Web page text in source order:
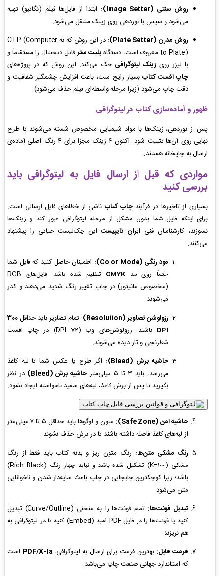
روش سنتی (Image Setter):
ابتدا از فایل‌ها فیلم (نگاتیو) تهیه
می‌شود و سپس با نوردهی روی زینک منتقل می‌شود.
روش مدرن (Plate Setter):
در این روش که به CTP (Computer
to Plate) معروف است، دستگاه
پلیت سترفایل دیجیتال را مستقیماً و
با لیزر رویزینک لیتوگرافی حک می‌کند. این روش که در پروژه‌های
چاپ افست کتاببسیار رایج است، باعث افزایش چشمگیر شفافیت و
دقت چاپ می‌شود (زیرا مرحله واسطه‌ای فیلم حذف می‌شود).
ظهور و آماده‌سازی کتاب در لیتوگرافی
پس از نوردهی، زینک‌ها با مواد شیمیایی مخصوص شسته می‌شوند تا طرح
نهایی روی آن‌ها تثبیت شود. اکنون ۴ زینک مجزا برای ۴ رنگ اصلی آماده‌ی
ارسال به چاپخانه هستند.
مواردی که قبل از ارسال فایل به لیتوگرافی باید
بررسی کنید
بسیاری از تاخیرها در فرآیندچاپ کتاب ناشی از خطاهای فایل ارسالی است.
برای اینکه فایل شما بدون مشکل از مرحله لیتوگرافی عبور کند و زینک‌ها
نسوزند، کارشناسان فنی ایران تایپیستاین چک‌لیست حیاتی را پیشنهاد
می‌کنند:
مود رنگی (Color Mode):
اطمینان حاصل کنید که فایل شما
حتماً روی مد CMYK
تنظیم شده باشد. فایل‌های RGB
(مخصوص مانیتور) در چاپ تغییر رنگ شدید می‌دهند و کدر
می‌شوند.
رزولوشن تصاویر (Resolution):
تمام تصاویر باید حداقل300
DPI
باشند. رزولوشن‌های وب (72 DPI) در چاپ افست
شطرنجی و تار دیده می‌شوند.
حاشیه برش (Bleed):
اگر طرح یا عکس شما تا لبه کاغذ
می‌رسد، باید ۳ تا ۵ میلی‌متر
حاشیه برش (Bleed)
در نظر
بگیرید تا پس از برش کاغذ، لبه‌های سفید ناخواسته ایجاد نشود.
حاشیه امن (Safe Zone):
متون و لوگوها باید حداقل ۵ تا ۷ میلی‌متر
از لبه‌های کاغذ فاصله داشته باشند تا در برش حذف نشوند.
رنگ مشکی متن‌ها: رنگ متون ریز و بدنه کتاب باید فقط از رنگ
مشکی (K=100) تشکیل شده باشد و نباید چهار رنگ (Rich Black)
باشد؛ زیرا کوچکترین جابجایی در چاپ باعث سایه‌دار شدن و ناخوانایی
متن می‌شود.
تبدیل فونت‌ها:
تمام فونت‌ها را به منحنی (Curve/Outline) تبدیل
کنید یا فونت‌ها را در فایل PDF امبد (Embed) کنید تا در لیتوگرافی به
هم نریزند.
فرمت فایل: بهترین فرمت برای ارسال به لیتوگرافی،PDF/X-1a است
که استاندارد جهانی صنعت چاپ می‌باشد.